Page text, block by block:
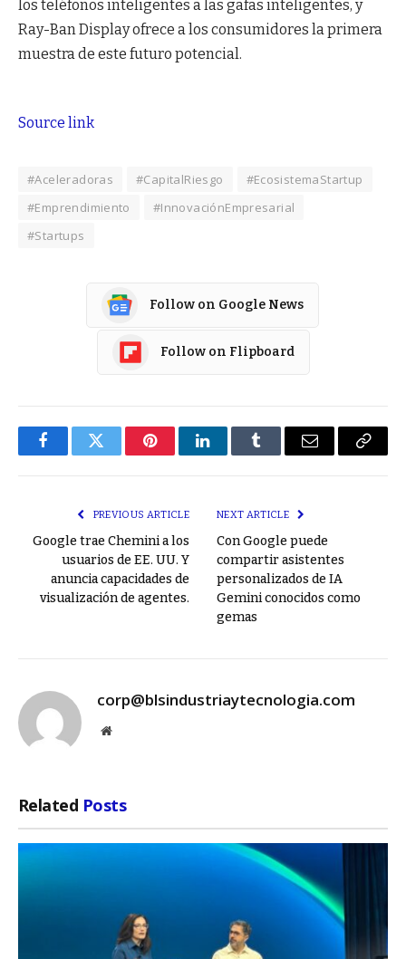
los teléfonos inteligentes a las gafas inteligentes, y
Ray-Ban Display ofrece a los consumidores la primera
muestra de este futuro potencial.
Source link
#Aceleradoras #CapitalRiesgo
#EcosistemaStartup
#Emprendimiento
#InnovaciónEmpresarial
#Startups
Follow on Google News
Follow on Flipboard
FacebookTwitter PinterestLinkedInTumblr Email
Copy
PREVIOUS ARTICLE
Google trae Chemini a los
usuarios de EE. UU. Y
anuncia capacidades de
visualización de agentes.
NEXT ARTICLE
Con Google puede
compartir asistentes
personalizados de IA
Gemini conocidos como
gemas
corp@blsindustriaytecnologia.com
Website
Related Posts